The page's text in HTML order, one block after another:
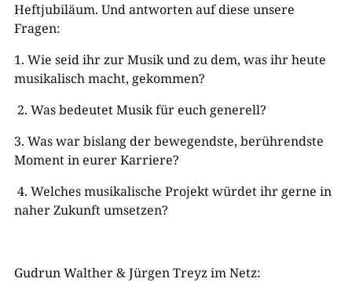
Heftjubiläum. Und antworten auf diese unsere
Fragen:
1. Wie seid ihrzur Musik und zu dem, wasihrheute
musikalisch macht, gekommen?
2. Was bedeutet Musik füreuchgenerell?
3. Was war bislang der bewegendste, berührendste
Moment ineurerKarriere?
4. Welches musikalische Projektwürdet ihrgerne in
naher Zukunft umsetzen?
Gudrun Walther & Jürgen Treyz im Netz: